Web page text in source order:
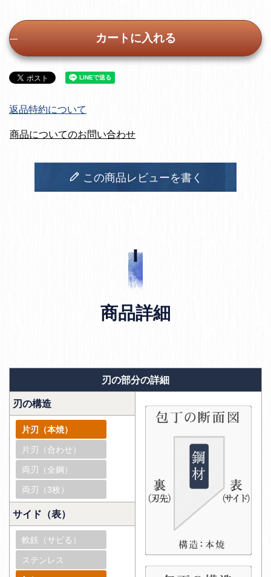
カートに入れる
返品特約について
商品についてのお問い合わせ
この商品レビューを書く
商品詳細
刃の部分の詳細
刃の構造
片刃（本焼）
片刃（合わせ）
両刃（全鋼）
両刃（3枚）
サイド（表）
軟鉄（サビる）
ステンレス